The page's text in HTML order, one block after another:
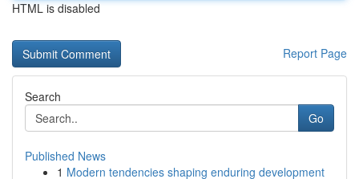
HTML is disabled
Report Page
Search
Go
Published News
1 Modern tendencies shaping enduring development